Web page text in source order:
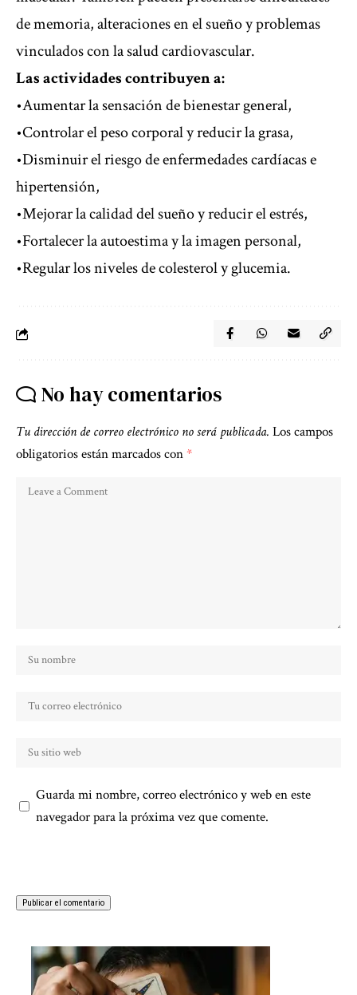
de memoria, alteraciones en el sueño y problemas
vinculados con la salud cardiovascular.
Las actividades contribuyen a:
•Aumentar la sensación de bienestar general,
•Controlar el peso corporal y reducir la grasa,
•Disminuir el riesgo de enfermedades cardíacas e
hipertensión,
•Mejorar la calidad del sueño y reducir el estrés,
•Fortalecer la autoestima y la imagen personal,
•Regular los niveles de colesterol y glucemia.
No hay comentarios
Tu dirección de correo electrónico no será publicada. Los campos
obligatorios están marcados con*
Guarda mi nombre, correo electrónico y web en este
navegador para la próxima vez que comente.